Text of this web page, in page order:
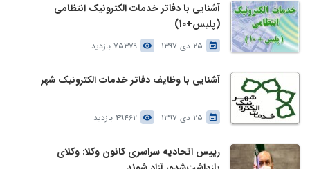
آشنایی با دفاتر خدمات الکترونیک انتظامی
(پلیس+10)
25 دی 1397 75379 بازدید
آشنایی با وظایف دفاتر خدمات الکترونیک شهر
25 دی 1397 49462 بازدید
رییس اتحادیه سراسری کانون وکلا: وکلای